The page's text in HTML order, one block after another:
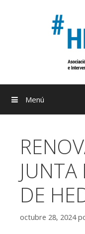
Menú
JUNTA
DE
octubre 28, 2024